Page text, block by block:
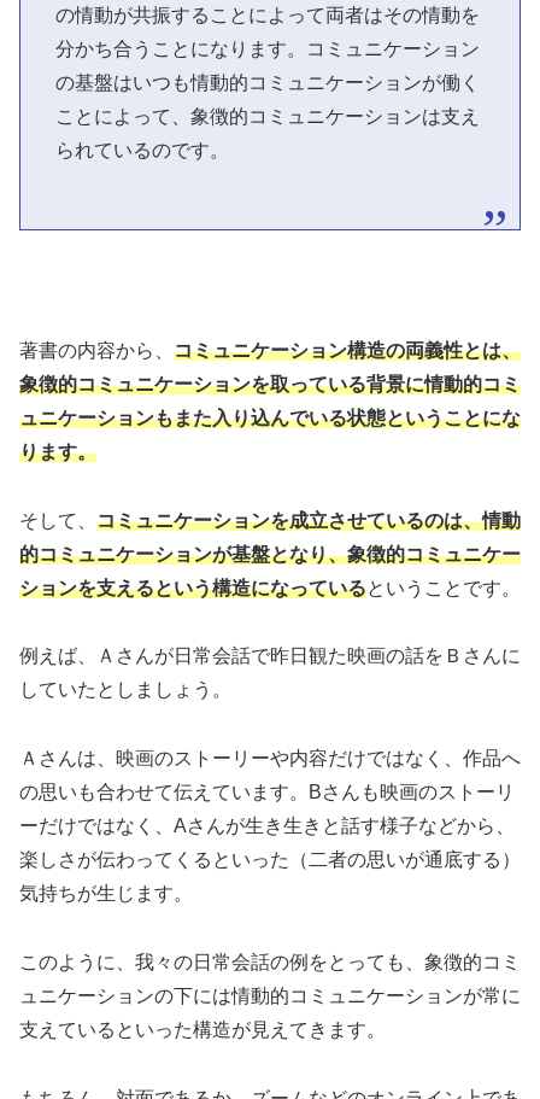
の情動が共振することによって両者はその情動を
分かち合うことになります。コミュニケーション
の基盤はいつも情動的コミュニケーションが働く
ことによって、象徴的コミュニケーションは支え
られているのです。
著書の内容から、 コミュニケーション構造の両義性とは、
象徴的コミュニケーションを取っている背景に情動的コミ
ュニケーションもまた入り込んでいる状態ということにな
ります。
そして、 コミュニケーションを成立させているのは、情動
的コミュニケーションが基盤となり、象徴的コミュニケー
ションを支えるという構造になっているということです。
例えば、Ａさんが日常会話で昨日観た映画の話をＢさんに
していたとしましょう。
Ａさんは、映画のストーリーや内容だけではなく、作品へ
の思いも合わせて伝えています。Bさんも映画のストーリ
ーだけではなく、Aさんが生き生きと話す様子などから、
楽しさが伝わってくるといった（二者の思いが通底する）
気持ちが生じます。
このように、我々の日常会話の例をとっても、象徴的コミ
ュニケーションの下には情動的コミュニケーションが常に
支えているといった構造が見えてきます。